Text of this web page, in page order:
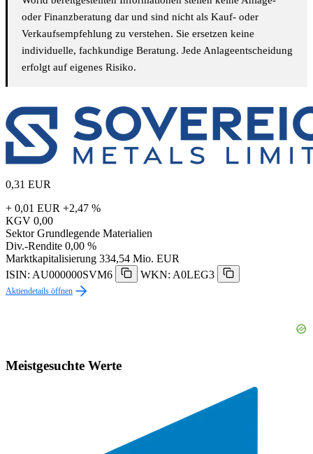
oder Finanzberatung dar und sind nicht als Kauf- oder
Verkaufsempfehlung zu verstehen. Sie ersetzen keine
individuelle, fachkundige Beratung. Jede Anlageentscheidung
erfolgt auf eigenes Risiko.
0,31 EUR
+ 0,01 EUR +2,47 %
KGV 0,00
Sektor Grundlegende Materialien
Div.-Rendite 0,00 %
Marktkapitalisierung 334,54 Mio. EUR
ISIN: AU000000SVM6
WKN: A0LEG3
Aktiendetails öffnen
Meistgesuchte Werte